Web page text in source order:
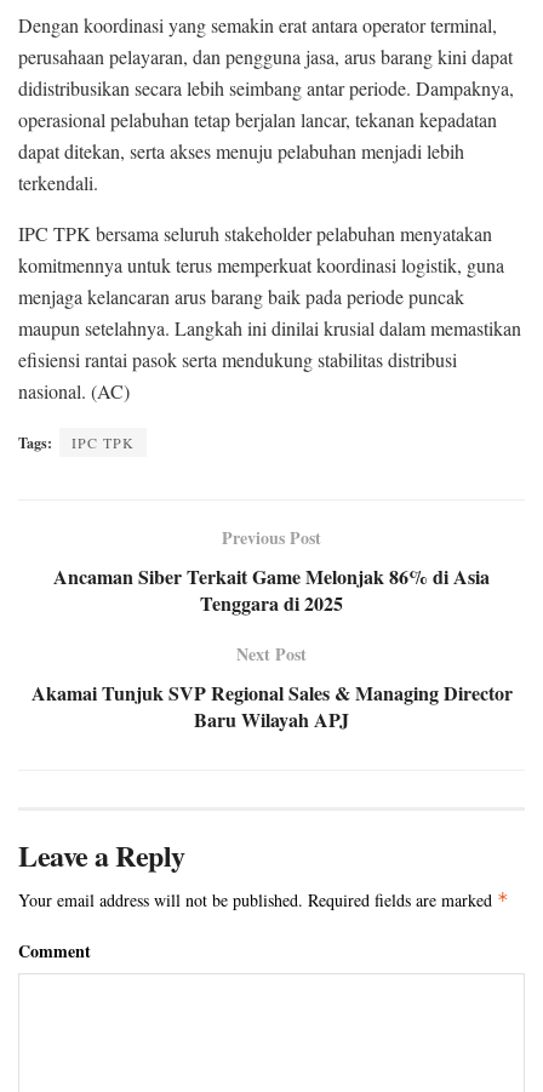
Dengan koordinasi yang semakin erat antara operator terminal,
perusahaan pelayaran, dan pengguna jasa, arus barang kini dapat
didistribusikan secara lebih seimbang antar periode. Dampaknya,
operasional pelabuhan tetap berjalan lancar, tekanan kepadatan
dapat ditekan, serta akses menuju pelabuhan menjadi lebih
terkendali.
IPC TPK bersama seluruh stakeholder pelabuhan menyatakan
komitmennya untuk terus memperkuat koordinasi logistik, guna
menjaga kelancaran arus barang baik pada periode puncak
maupun setelahnya. Langkah ini dinilai krusial dalam memastikan
efisiensi rantai pasok serta mendukung stabilitas distribusi
nasional. (AC)
Tags: IPC TPK
Previous Post
Ancaman Siber Terkait Game Melonjak 86% di Asia
Tenggara di 2025
Next Post
Akamai Tunjuk SVP Regional Sales & Managing Director
Baru Wilayah APJ
Leave a Reply
Your email address will not be published. Required fields are marked *
Comment